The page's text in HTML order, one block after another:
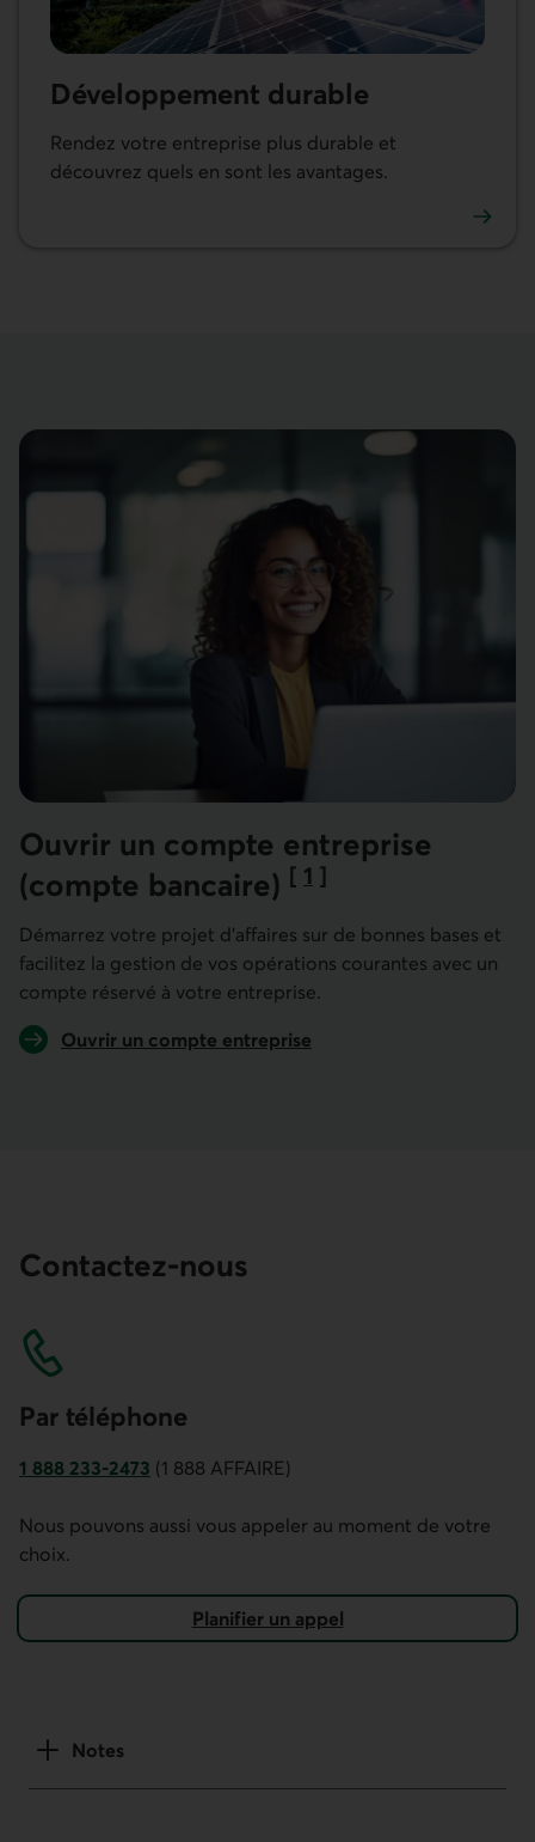
Dévelop­pement durable
Rendez votre entreprise plus durable et
découvrez quels en sont les avantages.
Ouvrir un compte entreprise
(compte bancaire) [ 1 ]
Aller à la note
Démarrez votre projet d'affaires sur de bonnes bases et
facilitez la gestion de vos opérations courantes avec un
compte réservé à votre entreprise.
Ouvrir un compte entreprise
Contactez-nous
Par télé­phone
1 888 233-2473 (1 888 AFFAIRE)
Nous pouvons aussi vous appeler au moment de votre
choix.
Pla­nifier un appel
Notes